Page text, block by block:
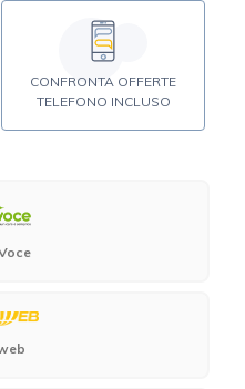
CONFRONTA OFFERTE
TELEFONO INCLUSO